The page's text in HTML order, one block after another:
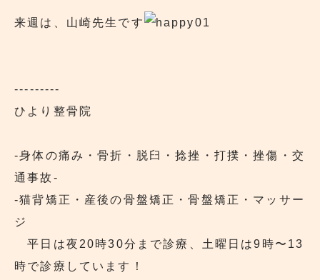
来週は、山崎先生です
---------
ひより整骨院
‐身体の痛み・骨折・脱臼・捻挫・打撲・挫傷・交
通事故‐
‐猫背矯正・産後の骨盤矯正・骨盤矯正・マッサー
ジ
平日は夜20時30分まで診療、土曜日は9時〜13
時で診療しています！